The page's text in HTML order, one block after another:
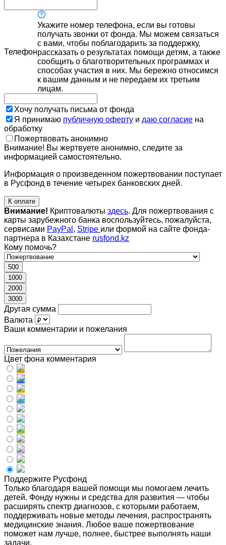
Телефон
Укажите номер телефона, если вы готовы
получать звонки от фонда. Мы можем связаться
с вами, чтобы поблагодарить за поддержку,
рассказать о результатах помощи детям, а также
сообщить о благотворительных программах и
способах участия в них. Мы бережно относимся
к вашим данным и не передаем их третьим
лицам.
Хочу получать письма от фонда
Я принимаю публичную оферту и даю согласие на
обработку
Пожертвовать анонимно
Внимание! Вы жертвуете анонимно, следите за
информацией самостоятельно.
Информация о произведенном пожертвовании поступает
в Русфонд в течение четырех банковских дней.
К оплате
Внимание! Криптовалюты здесь. Для пожертвования с
карты зарубежного банка воспользуйтесь, пожалуйста,
сервисами PayPal , Stripe или формой на сайте фонда-
партнера в Казахстане rusfond.kz
Кому помочь?
500
1000
2000
3000
Другая сумма
Валюта
Ваши комментарии и пожелания
Цвет фона комментария
Поддержите Русфонд
Только благодаря вашей помощи мы помогаем лечить
детей. Фонду нужны и средства для развития — чтобы
расширять спектр диагнозов, с которыми работаем,
поддерживать новые методы лечения, распространять
медицинские знания. Любое ваше пожертвование
поможет нам лучше, полнее, быстрее выполнять наши
задачи.